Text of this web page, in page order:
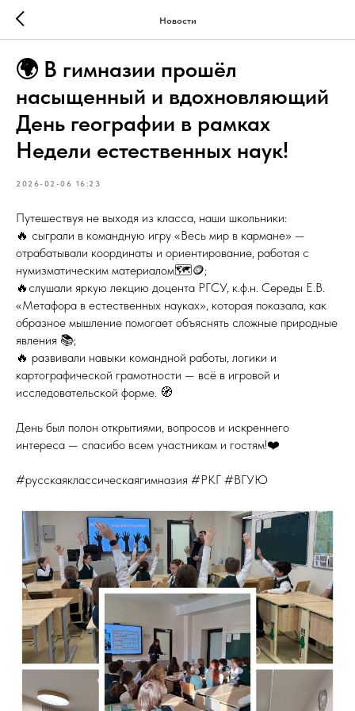
Новости
🌍 В гимназии прошёл
насыщенный и вдохновляющий
День географии в рамках
Недели естественных наук!
2026-02-06 16:23
Путешествуя не выходя из класса, наши школьники:
🔥 сыграли в командную игру «Весь мир в кармане» —
отрабатывали координаты и ориентирование, работая с
нумизматическим материалом🗺️🪙;
🔥слушали яркую лекцию доцента РГСУ, к.ф.н. Середы Е.В.
«Метафора в естественных науках», которая показала, как
образное мышление помогает объяснять сложные природные
явления 📚;
🔥 развивали навыки командной работы, логики и
картографической грамотности — всё в игровой и
исследовательской форме. 🧭
День был полон открытиями, вопросов и искреннего
интереса — спасибо всем участникам и гостям!❤️
#русскаяклассическаягимназия #РКГ #ВГУЮ